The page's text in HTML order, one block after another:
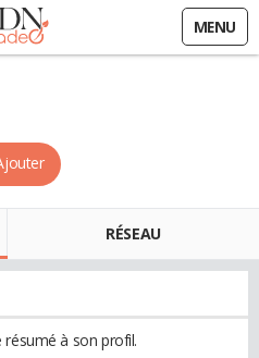
MENU
RÉSEAU
à son profil.